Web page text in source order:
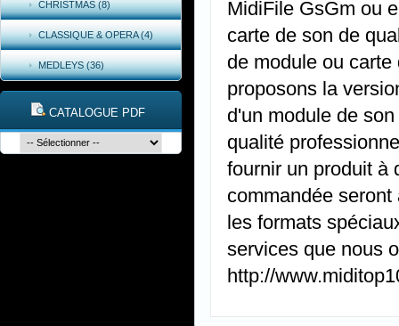
CHRISTMAS (8)
CLASSIQUE & OPERA (4)
MEDLEYS (36)
CATALOGUE PDF
MidiFile GsGm ou
carte de son de
de module ou
proposons la
d'un module de
qualité
fournir un produit à
commandée
les formats
services que nous
http://